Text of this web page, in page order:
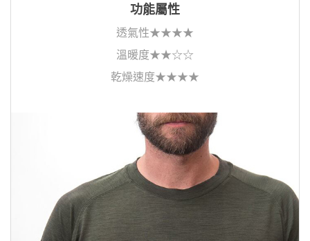
功能屬性
透氣性★★★★
溫暖度★★☆☆
乾燥速度★★★★